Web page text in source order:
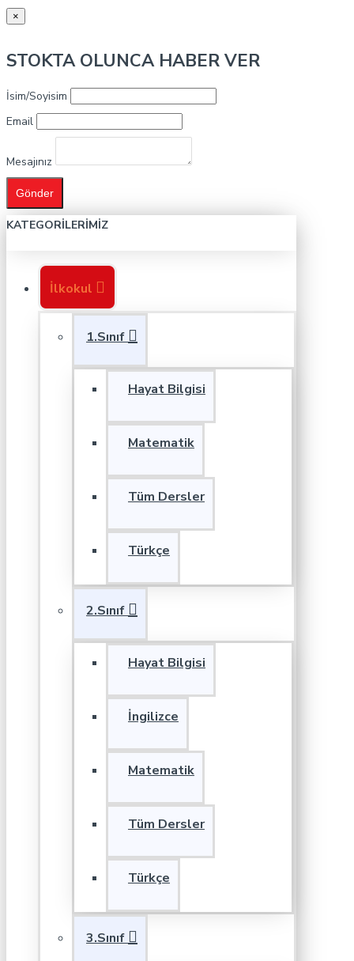
×
STOKTA OLUNCA HABER VER
İsim/Soyisim
Email
Mesajınız
Gönder
KATEGORILERIMIZ
İlkokul
1.Sınıf
Hayat Bilgisi
Matematik
Tüm Dersler
Türkçe
2.Sınıf
Hayat Bilgisi
İngilizce
Matematik
Tüm Dersler
Türkçe
3.Sınıf